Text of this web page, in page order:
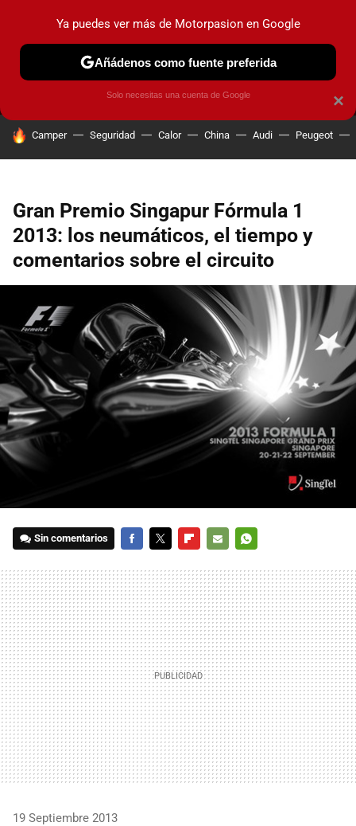
MENÚ NUEVO
COCHES ELÉCTRICOS OBSERVATORIO
HOY SE HABLA DE
Camper Seguridad Calor China Audi Peugeot
Gran Premio Singapur Fórmula 1
2013: los neumáticos, el tiempo y
comentarios sobre el circuito
Sin comentarios
MAIL
19 Septiembre 2013
×
Ya puedes ver más de Motorpasion en Google
Añádenos como fuente preferida
Solo necesitas una cuenta de Google